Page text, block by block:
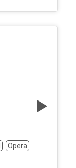
Opera